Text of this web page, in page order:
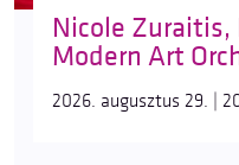
Nicole Zuraitis,
Modern Art
2026. augusztus 29. |